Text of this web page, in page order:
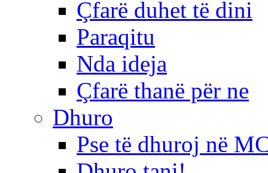
Çfarë duhet të dini
Paraqitu
Nda ideja
Çfarë thanë për ne
Dhuro
Pse të dhuroj në